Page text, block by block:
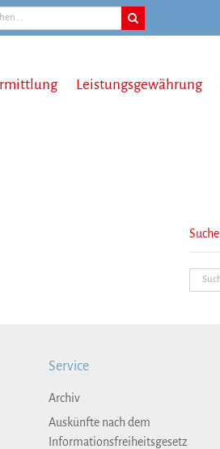
Leistungsgewährung
Suche
Suche
Service
Archiv
Auskünfte nach dem
Informationsfreiheitsgesetz